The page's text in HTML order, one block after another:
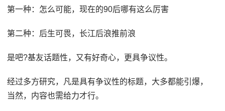
第一种：怎么可能，现在的90后哪有这么厉害
第二种：后生可畏，长江后浪推前浪
是吧?基友话题性，又有好奇心，更具争议性。
经过多方研究，凡是具有争议性的标题，大多都能引爆，
当然，内容也需给力才行。